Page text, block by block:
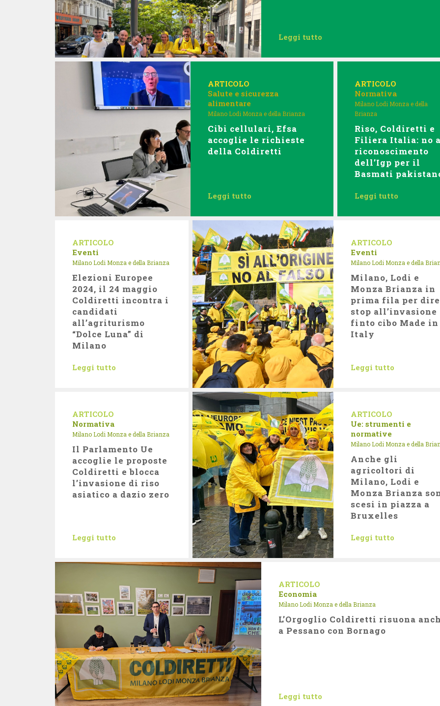
Leggi tutto
ARTICOLO
Salute e sicurezza
alimentare
Milano Lodi Monza e della Brianza
Cibi cellulari, Efsa
accoglie le richieste
della Coldiretti
Leggi tutto
ARTICOLO
Normativa
Milano Lodi Monza e della
Brianza
Riso, Coldiretti e
Filiera Italia: no
riconoscimento
dell’Igp per il
Basmati
Leggi tutto
ARTICOLO
Eventi
Milano Lodi Monza e della Brianza
Elezioni Europee
2024, il 24 maggio
Coldiretti incontra i
candidati
all’agriturismo
“Dolce Luna” di
Milano
Leggi tutto
ARTICOLO
Eventi
Milano Lodi Monza e della
Milano, Lodi e
Monza Brianza in
prima fila per dire
stop all’invasione
finto cibo Made in
Italy
Leggi tutto
ARTICOLO
Normativa
Milano Lodi Monza e della Brianza
Il Parlamento Ue
accoglie le proposte
Coldiretti e blocca
l’invasione di riso
asiatico a dazio zero
Leggi tutto
ARTICOLO
Ue: strumenti e
normative
Milano Lodi Monza e della
Anche gli
agricoltori di
Milano, Lodi e
Monza Brianza
scesi in piazza a
Bruxelles
Leggi tutto
ARTICOLO
Economia
Milano Lodi Monza e della Brianza
L’Orgoglio Coldiretti risuona
a Pessano con Bornago
Leggi tutto